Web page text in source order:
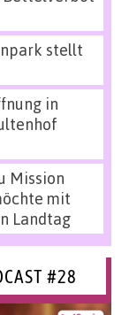
stellt
in
Mission
mit
Landtag
#28